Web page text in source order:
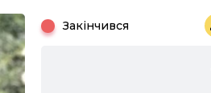
Закінчився